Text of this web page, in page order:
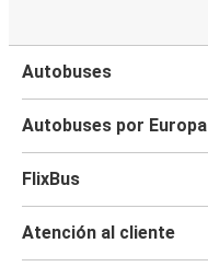
Autobuses
Autobuses por Europa
FlixBus
Atención al cliente